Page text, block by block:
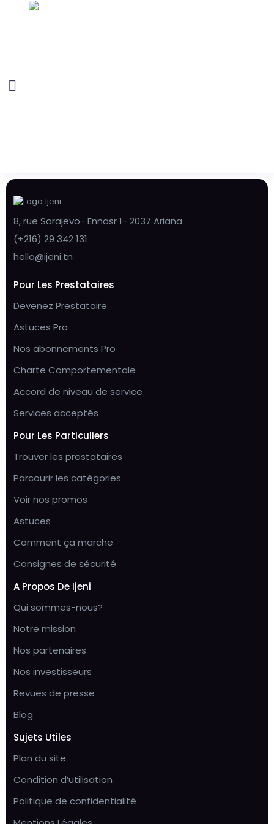
8, rue Sarajevo- Ennasr 1- 2037 Ariana
(+216) 29 342 131
hello@ijeni.tn
Pour Les Prestataires
Devenez Prestataire
Astuces Pro
Nos abonnements Pro
Charte Comportementale
Accord de niveau de service
Services acceptés
Pour Les Particuliers
Trouver les prestataires
Parcourir les catégories
Voir nos promos
Astuces
Comment ça marche
Consignes de sécurité
A Propos De Ijeni
Qui sommes-nous?
Notre mission
Nos partenaires
Nos investisseurs
Revues de presse
Blog
Sujets Utiles
Plan du site
Condition d’utilisation
Politique de confidentialité